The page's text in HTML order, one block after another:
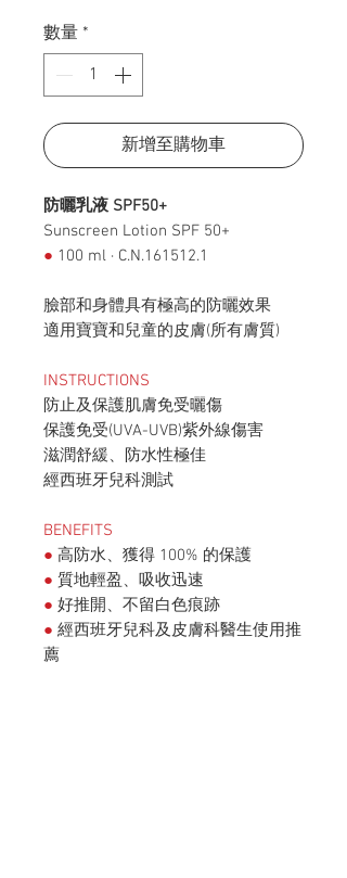
數量 *
新增至購物車
防曬乳液 SPF50+
Sunscreen Lotion SPF 50+
● 100 ml · C.N.161512.1
臉部和身體具有極高的防曬效果
適用寶寶和兒童的皮膚(所有膚質)
INSTRUCTIONS
防止及保護肌膚免受曬傷
保護免受(UVA-UVB)紫外線傷害
滋潤舒緩、防水性極佳
經西班牙兒科測試
BENEFITS
● 高防水、獲得 100% 的保護
● 質地輕盈、吸收迅速
● 好推開、不留白色痕跡
● 經西班牙兒科及皮膚科醫生使用推
薦